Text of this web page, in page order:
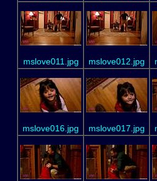
mslove011.jpg mslove012.jpg
mslove016.jpg mslove017.jpg